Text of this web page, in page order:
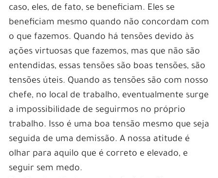
caso, eles, de fato, se beneficiam. Eles se
beneficiam mesmo quando não concordam com
o que fazemos. Quando há tensões devido às
ações virtuosas que fazemos, mas que não são
entendidas, essas tensões são boas tensões, são
tensões úteis. Quando as tensões são com nosso
chefe, no local de trabalho, eventualmente surge
a impossibilidade de seguirmos no próprio
trabalho. Isso é uma boa tensão mesmo que seja
seguida de uma demissão. A nossa atitude é
olhar para aquilo que é correto e elevado, e
seguir sem medo.